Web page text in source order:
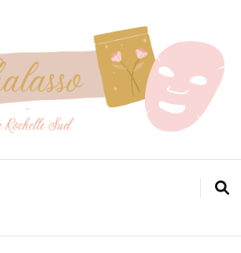
Thalasso